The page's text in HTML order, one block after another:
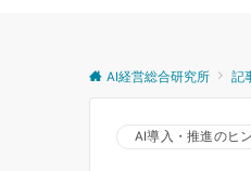
AI経営総合研究所 記
AI導入・推進のヒ